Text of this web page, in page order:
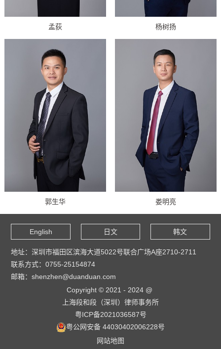
孟荻 杨树扬
郭生华 娄明亮
English 日文 韩文
地址：深圳市福田区滨海大道5022号联合广场A座2710-2711
联系方式：0755-25154874
邮箱：shenzhen@duanduan.com
Copyright © 2021 - 2024 @
上海段和段（深圳）律师事务所
粤ICP备2021036587号
粤公网安备 44030402006228号
网站地图